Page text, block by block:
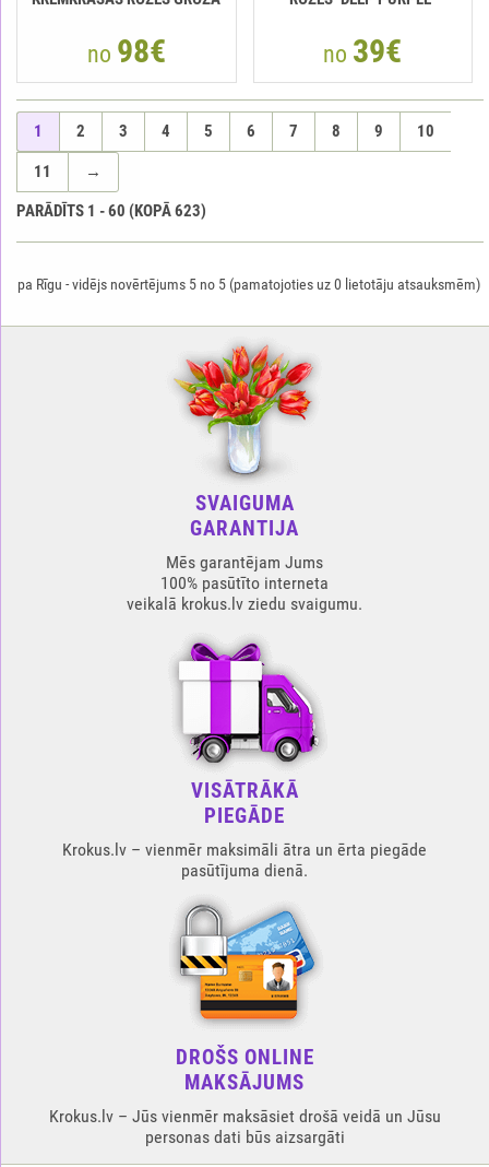
no 98€ no 39€
1 2 3 4 5 6 7 8 9 10
11
→
PARĀDĪTS 1 -60 (KOPĀ623)
pa Rīgu -vidējs novērtējums 5 no 5 (pamatojoties uz0 lietotāju atsauksmēm)
SVAIGUMA
GARANTIJA
Mēs garantējam Jums
100% pasūtīto interneta
veikalā krokus.lv ziedu svaigumu.
VISĀTRĀKĀ
PIEGĀDE
Krokus.lv – vienmēr maksimāli ātra un ērta piegāde
pasūtījuma dienā.
DROŠS ONLINE
MAKSĀJUMS
Krokus.lv – Jūs vienmēr maksāsiet drošā veidā un Jūsu
personas dati būs aizsargāti